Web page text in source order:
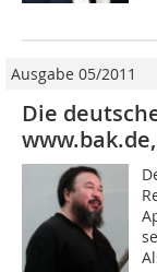
Ausgabe 05/2011
Die